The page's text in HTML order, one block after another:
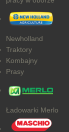
Newholland
Traktory
Kombajny
Prasy
Ładowarki Merlo